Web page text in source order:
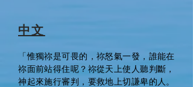
中文
「惟獨祢是可畏的，祢怒氣一發，誰能在
祢面前站得住呢？祢從天上使人聽判斷，
神起來施行審判，要救地上切謙卑的人。